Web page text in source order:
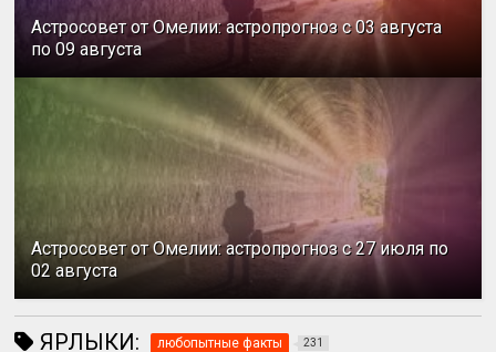
Астросовет от Омелии: астропрогноз с 03 августа
по 09 августа
Астросовет от Омелии: астропрогноз с 27 июля по
02 августа
ЯРЛЫКИ: любопытные факты 231